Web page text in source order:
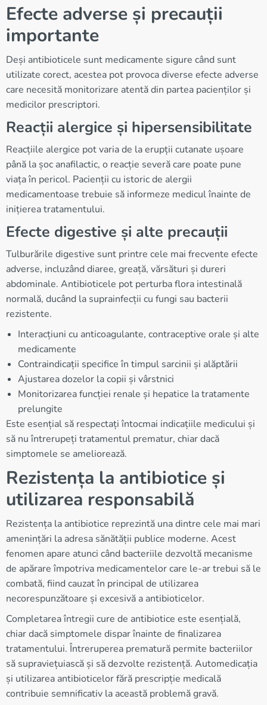
Efecte adverse și precauții
importante
Deși antibioticele sunt medicamente sigure când sunt
utilizate corect, acestea pot provoca diverse efecte adverse
care necesită monitorizare atentă din partea pacienților și
medicilor prescriptori.
Reacții alergice și hipersensibilitate
Reacțiile alergice pot varia de la erupții cutanate ușoare
până la șoc anafilactic, o reacție severă care poate pune
viața în pericol. Pacienții cu istoric de alergii
medicamentoase trebuie să informeze medicul înainte de
inițierea tratamentului.
Efecte digestive și alte precauții
Tulburările digestive sunt printre cele mai frecvente efecte
adverse, incluzând diaree, greață, vărsături și dureri
abdominale. Antibioticele pot perturba flora intestinală
normală, ducând la suprainfecții cu fungi sau bacterii
rezistente.
Interacțiuni cu anticoagulante, contraceptive orale și alte
medicamente
Contraindicații specifice în timpul sarcinii și alăptării
Ajustarea dozelor la copii și vârstnici
Monitorizarea funcției renale și hepatice la tratamente
prelungite
Este esențial să respectați întocmai indicațiile medicului și
să nu întrerupeți tratamentul prematur, chiar dacă
simptomele se ameliorează.
Rezistența la antibiotice și
utilizarea responsabilă
Rezistența la antibiotice reprezintă una dintre cele mai mari
amenințări la adresa sănătății publice moderne. Acest
fenomen apare atunci când bacteriile dezvoltă mecanisme
de apărare împotriva medicamentelor care le-ar trebui să le
combată, fiind cauzat în principal de utilizarea
necorespunzătoare și excesivă a antibioticelor.
Completarea întregii cure de antibiotice este esențială,
chiar dacă simptomele dispar înainte de finalizarea
tratamentului. Întreruperea prematură permite bacteriilor
să supraviețuiască și să dezvolte rezistență. Automedicația
și utilizarea antibioticelor fără prescripție medicală
contribuie semnificativ la această problemă gravă.